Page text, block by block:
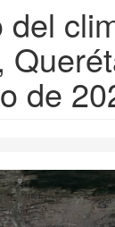
del
de